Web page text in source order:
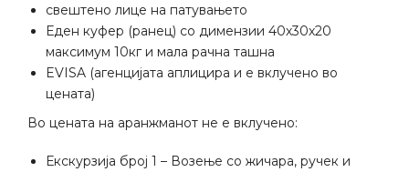
свештено лице на патувањето
Еден куфер (ранец) со димензии 40х30х20
максимум 10кг и мала рачна ташна
EVISA (агенцијата аплицира и е вклучено во
цената)
Во цената на аранжманот не е вклучено:
Екскурзија број 1 – Возење со жичара, ручек и